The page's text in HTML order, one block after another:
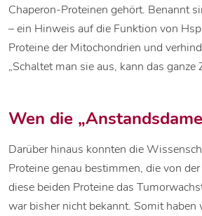
Chaperon-Proteinen gehört. Benannt
– ein Hinweis auf die Funktion von
Proteine der Mitochondrien und
„Schaltet man sie aus, kann das
Wen die
Darüber hinaus konnten die
Proteine genau bestimmen, die von
diese beiden Proteine das
war bisher nicht bekannt. Somit